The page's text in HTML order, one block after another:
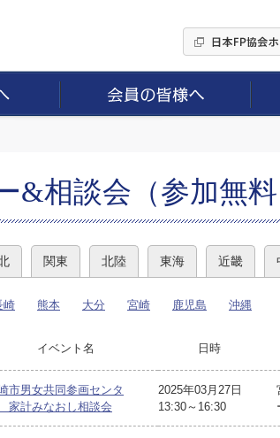
&相談会（参加無料
関東 北陸 東海 近畿
崎 熊本 大分 宮崎 鹿児島 沖縄
イベント名 日時
市男女共同参画センタ
家計みなおし相談会
2025年03月27日
13:30～16:30